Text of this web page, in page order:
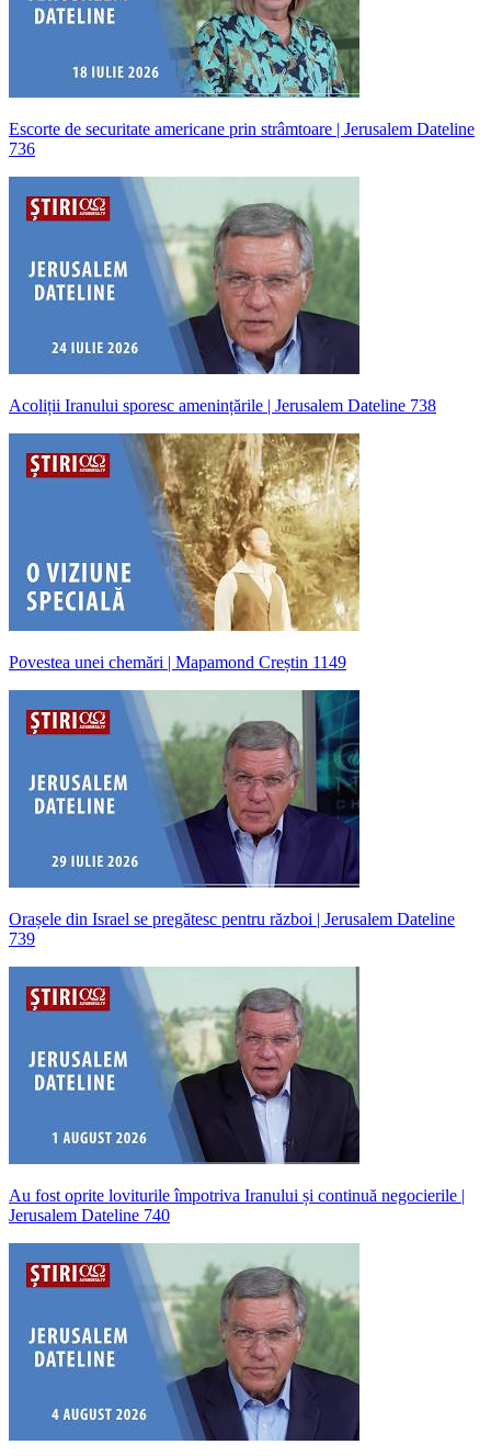
Escorte de securitate americane prin strâmtoare | Jerusalem Dateline
736
Acoliții Iranului sporesc amenințările | Jerusalem Dateline 738
Povestea unei chemări | Mapamond Creștin 1149
Orașele din Israel se pregătesc pentru război | Jerusalem Dateline
739
Au fost oprite loviturile împotriva Iranului și continuă negocierile |
Jerusalem Dateline 740